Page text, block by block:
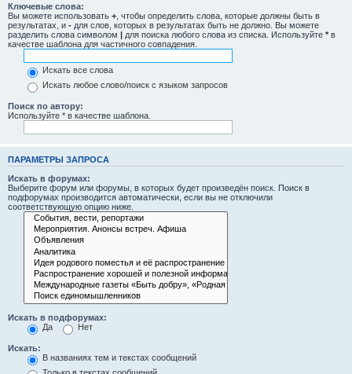
Ключевые слова:
Вы можете использовать + , чтобы определить слова, которые должны быть в
результатах, и - для слов, которых в результатах быть не должно. Вы можете
разделить слова символом | для поиска любого слова из списка. Используйте * в
качестве шаблона для частичного совпадения.
Искать все слова
Искать любое слово/поиск с языком запросов
Поиск по автору:
Используйте * в качестве шаблона.
ПАРАМЕТРЫ ЗАПРОСА
Искать в форумах:
Выберите форум или форумы, в которых будет произведён поиск. Поиск в
подфорумах производится автоматически, если вы не отключили
соответствующую опцию ниже.
Искать в подфорумах:
Да
Нет
Искать:
В названиях тем и текстах сообщений